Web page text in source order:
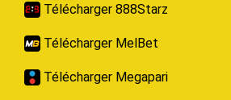
Télécharger 888Starz
Télécharger MelBet
Télécharger Megapari